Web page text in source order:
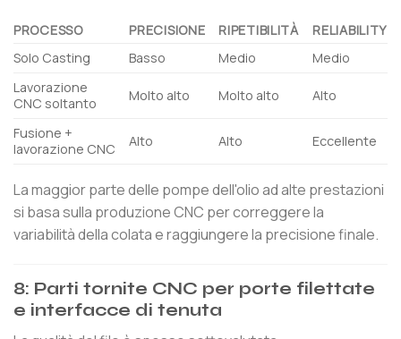
PROCESSO PRECISIONE RIPETIBILITÀ
RELIABILITY
Solo Casting
Basso Medio
Medio
Lavorazione
CNC soltanto
Molto alto Molto alto Alto
Fusione +
lavorazione CNC
Alto Alto Eccellente
La maggior parte delle pompe dell'olio ad alte prestazioni
si basa sulla produzione CNC per correggere la
variabilità della colata e raggiungere la precisione finale.
8: Parti tornite CNC per porte filettate
e interfacce di tenuta